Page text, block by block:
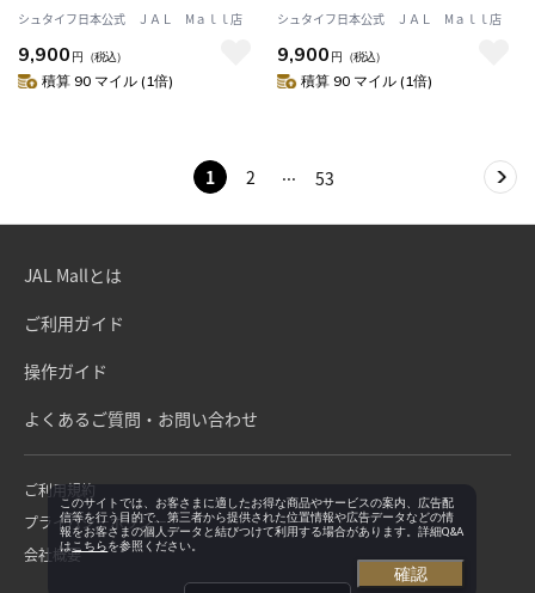
シュタイフ日本公式 ＪＡＬ Mａｌｌ店
9,900 円 （税込）
積算 90 マイル (1倍)
シュタイフ日本公式 ＪＡＬ Mａｌｌ店
9,900 円 （税込）
積算 90 マイル (1倍)
1 2 53
JAL Mallとは
ご利用ガイド
操作ガイド
よくあるご質問・お問い合わせ
ご利用規約
プライバシーポリシー
会社概要
このサイトでは、お客さまに適したお得な商品やサービスの案内、広告配
信等を行う目的で、第三者から提供された位置情報や広告データなどの情
報をお客さまの個人データと結びつけて利用する場合があります。詳細Q&A
はこちらを参照ください。
確認